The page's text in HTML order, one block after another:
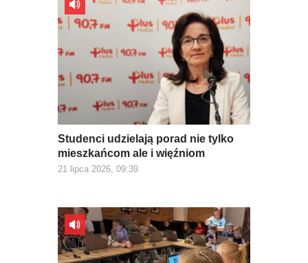
Studenci udzielają porad nie tylko
mieszkańcom ale i więźniom
21 lipca 2026, 09:39